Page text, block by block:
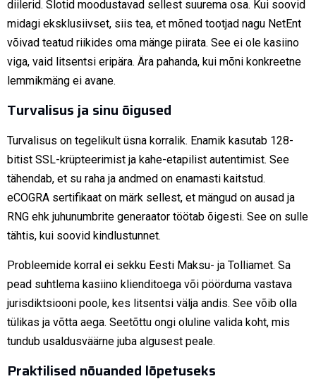
diilerid. Slotid moodustavad sellest suurema osa. Kui soovid
midagi eksklusiivset, siis tea, et mõned tootjad nagu NetEnt
võivad teatud riikides oma mänge piirata. See ei ole kasiino
viga, vaid litsentsi eripära. Ära pahanda, kui mõni konkreetne
lemmikmäng ei avane.
Turvalisus ja sinu õigused
Turvalisus on tegelikult üsna korralik. Enamik kasutab 128-
bitist SSL-krüpteerimist ja kahe-etapilist autentimist. See
tähendab, et su raha ja andmed on enamasti kaitstud.
eCOGRA sertifikaat on märk sellest, et mängud on ausad ja
RNG ehk juhunumbrite generaator töötab õigesti. See on sulle
tähtis, kui soovid kindlustunnet.
Probleemide korral ei sekku Eesti Maksu- ja Tolliamet. Sa
pead suhtlema kasiino klienditoega või pöörduma vastava
jurisdiktsiooni poole, kes litsentsi välja andis. See võib olla
tülikas ja võtta aega. Seetõttu ongi oluline valida koht, mis
tundub usaldusväärne juba algusest peale.
Praktilised nõuanded lõpetuseks